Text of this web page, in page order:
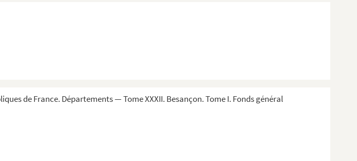
de France. Départements — Tome XXXII. Besançon. Tome I. Fonds général
de B...
en M. de Lez...
Antoine François d...
de Besanç...